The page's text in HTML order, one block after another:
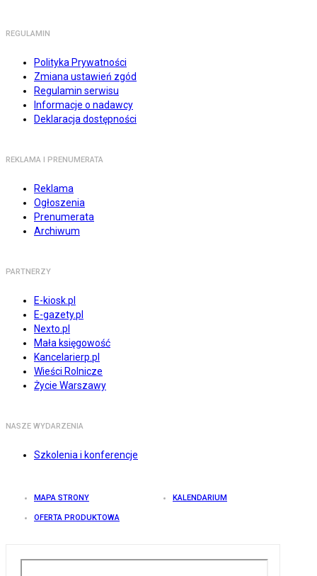
REGULAMIN
Polityka Prywatności
Zmiana ustawień zgód
Regulamin serwisu
Informacje o nadawcy
Deklaracja dostępności
REKLAMA I PRENUMERATA
Reklama
Ogłoszenia
Prenumerata
Archiwum
PARTNERZY
E-kiosk.pl
E-gazety.pl
Nexto.pl
Mała księgowość
Kancelarierp.pl
Wieści Rolnicze
Życie Warszawy
NASZE WYDARZENIA
Szkolenia i konferencje
MAPA STRONY KALENDARIUM
OFERTA PRODUKTOWA